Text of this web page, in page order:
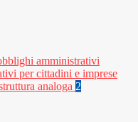
amministrativi
per cittadini e imprese
analoga 2